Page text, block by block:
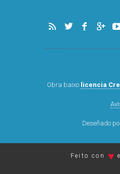
Obra baixo licencia
Deseñado
Feito con ♥